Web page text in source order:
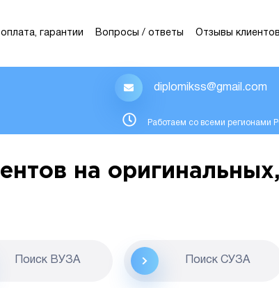
гарантии Вопросы / ответы Отзывы клиентов
diplomikss@gmail.com
Работаем со всеми регионами
на
Поиск ВУЗА Поиск CУЗА